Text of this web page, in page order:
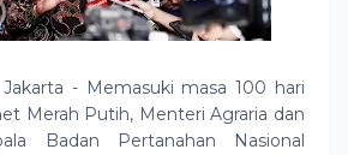
Jakarta - Memasuki masa 100 hari
Merah Putih, Menteri Agraria dan
Badan Pertanahan Nasional